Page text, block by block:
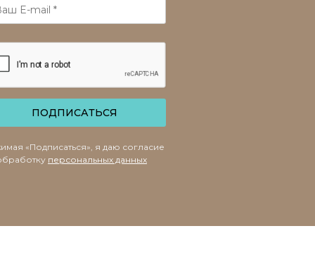
ПОДПИСАТЬСЯ
«Подписаться», я даю согласие
персональных данных